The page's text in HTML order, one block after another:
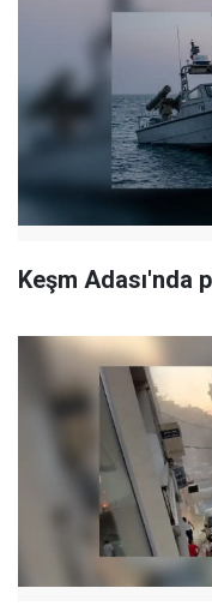
Keşm Adası'nda